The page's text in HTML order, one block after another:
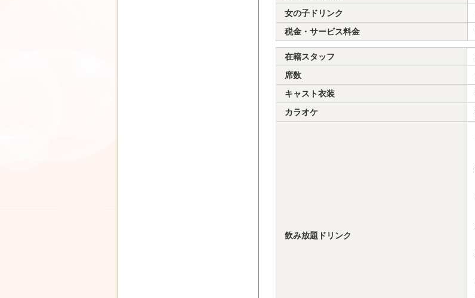
女の子ドリンク
税金・サービス料金
在籍スタッフ
席数
キャスト衣装
カラオケ
飲み放題ドリンク